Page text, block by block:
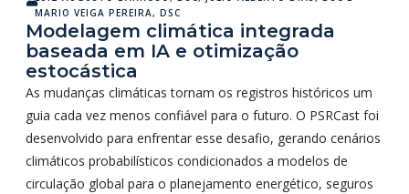
MARIO VEIGA PEREIRA, DSC
Modelagem climática integrada
baseada em IA e otimização
estocástica
As mudanças climáticas tornam os registros históricos um
guia cada vez menos confiável para o futuro. O PSRCast foi
desenvolvido para enfrentar esse desafio, gerando cenários
climáticos probabilísticos condicionados a modelos de
circulação global para o planejamento energético, seguros